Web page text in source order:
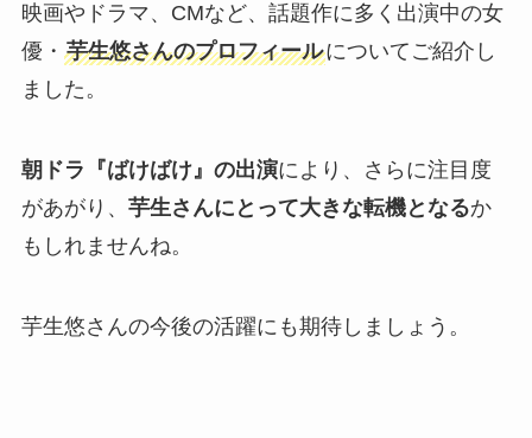
映画やドラマ、CMなど、話題作に多く出演中の女
優・ 芋生悠さんのプロフィールについてご紹介し
ました。
朝ドラ『ばけばけ』の出演により、さらに注目度
があがり、 芋生さんにとって大きな転機となるか
もしれませんね。
芋生悠さんの今後の活躍にも期待しましょう。